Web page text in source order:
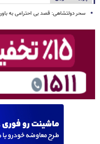
سحر دولتشاهی: قصد بی احترامی به